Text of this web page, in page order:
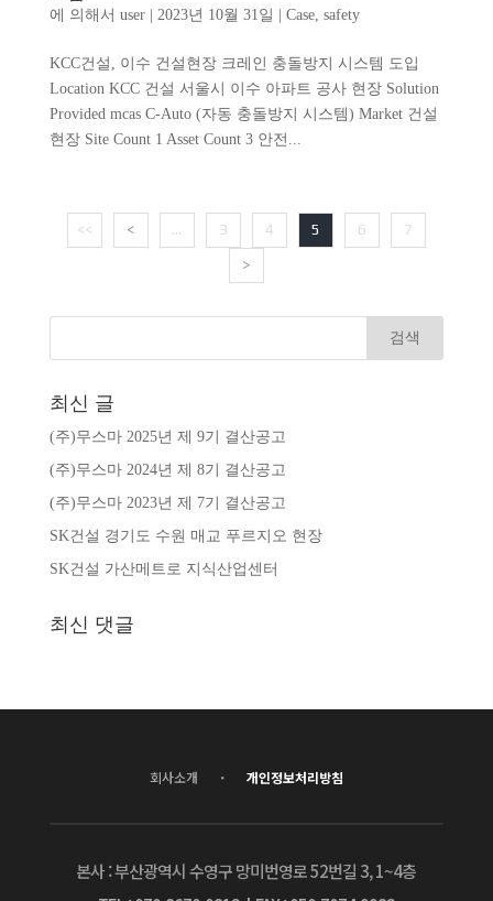
에 의해서 user| 2023년 10월 31일 Case, safety
KCC건설, 이수 건설현장 크레인 충돌방지 시스템 도입
Location KCC 건설 서울시 이수 아파트 공사 현장 Solution
Provided mcas C-Auto (자동 충돌방지 시스템) Market 건설
현장 Site Count 1 Asset Count 3 안전...
<< < ... 3 4 5 6
7
>
최신 글
(주)무스마 2025년 제 9기 결산공고
(주)무스마 2024년 제 8기 결산공고
(주)무스마 2023년 제 7기 결산공고
SK건설 경기도 수원 매교 푸르지오 현장
SK건설 가산메트로 지식산업센터
최신 댓글
회사소개 · 개인정보처리방침
본사 : 부산광역시 수영구 망미번영로 52번길 3, 1~4층